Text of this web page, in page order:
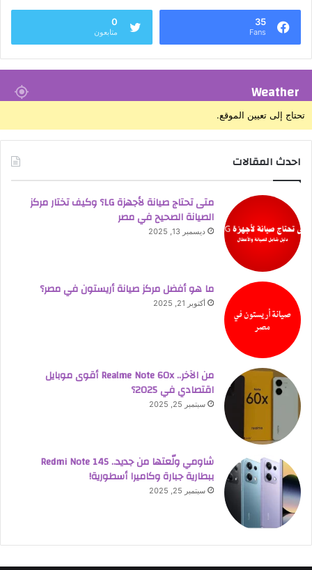
35
Fans
0
متابعون
Weather
تحتاج إلى تعيين الموقع.
احدث المقالات
متى تحتاج صيانة لأجهزة LG؟ وكيف تختار مركز
الصيانة الصحيح في مصر
ديسمبر 13, 2025
ما هو أفضل مركز صيانة أريستون في مصر؟
أكتوبر 21, 2025
من الآخر.. Realme Note 60x أقوى موبايل
اقتصادي في 2025؟
سبتمبر 25, 2025
شاومي ولّعتها من جديد.. Redmi Note 14S
ببطارية جبارة وكاميرا أسطورية!
سبتمبر 25, 2025